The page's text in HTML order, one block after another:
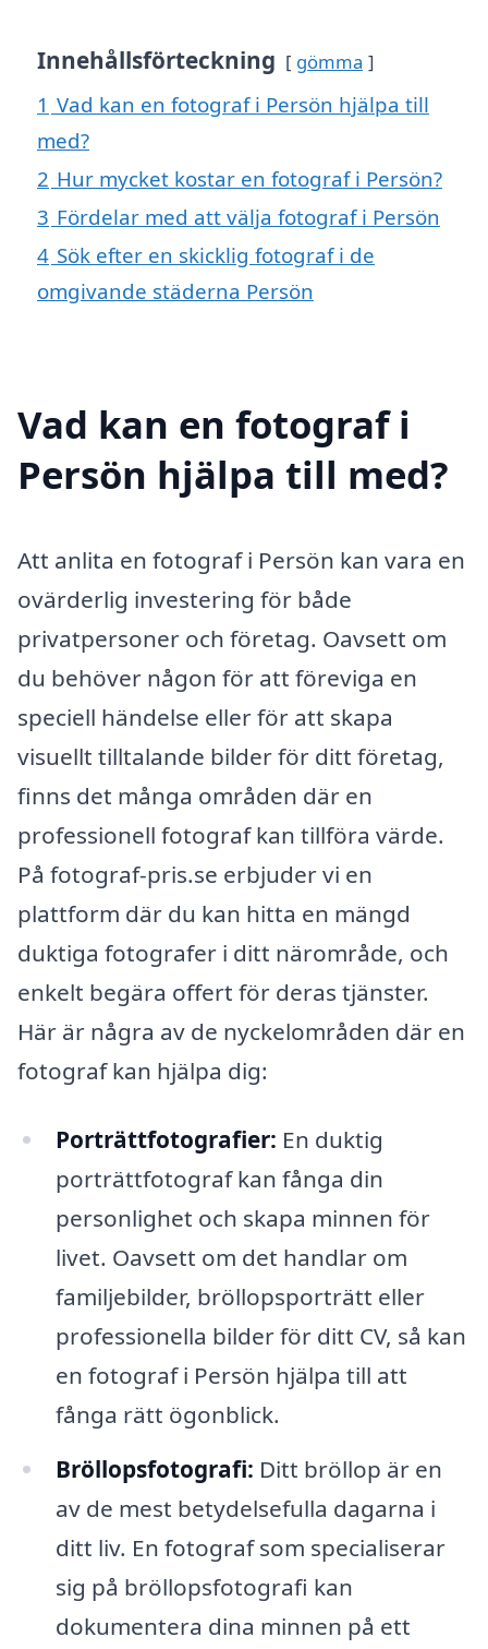
Innehållsförteckning gömma
1 Vad kan en fotograf i Persön hjälpa till
med?
2 Hur mycket kostar en fotograf i Persön?
3 Fördelar med att välja fotograf i Persön
4 Sök efter en skicklig fotograf i de
omgivande städerna Persön
Vad kan en fotograf i
Persön hjälpa till med?
Att anlita en fotograf i Persön kan vara en
ovärderlig investering för både
privatpersoner och företag. Oavsett om
du behöver någon för att föreviga en
speciell händelse eller för att skapa
visuellt tilltalande bilder för ditt företag,
finns det många områden där en
professionell fotograf kan tillföra värde.
På fotograf-pris.se erbjuder vi en
plattform där du kan hitta en mängd
duktiga fotografer i ditt närområde, och
enkelt begära offert för deras tjänster.
Här är några av de nyckelområden där en
fotograf kan hjälpa dig:
Porträttfotografier: En duktig
porträttfotograf kan fånga din
personlighet och skapa minnen för
livet. Oavsett om det handlar om
familjebilder, bröllopsporträtt eller
professionella bilder för ditt CV, så kan
en fotograf i Persön hjälpa till att
fånga rätt ögonblick.
Bröllopsfotografi: Ditt bröllop är en
av de mest betydelsefulla dagarna i
ditt liv. En fotograf som specialiserar
sig på bröllopsfotografi kan
dokumentera dina minnen på ett